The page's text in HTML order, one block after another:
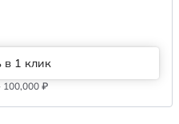
в 1 клик
100,000 ₽